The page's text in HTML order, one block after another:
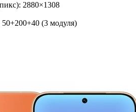
2880×1308
50+200+40 (3 модуля)